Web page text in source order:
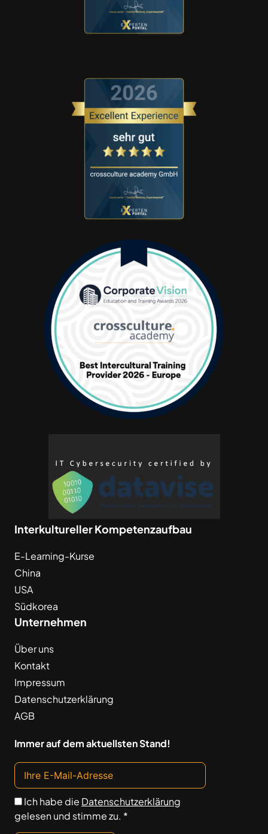
Interkultureller Kompetenzaufbau
E-Learning-Kurse
China
USA
Südkorea
Unternehmen
Über uns
Kontakt
Impressum
Datenschutzerklärung
AGB
Immer auf dem aktuellsten Stand!
Ich habe die Datenschutzerklärung
gelesen und stimme zu. *